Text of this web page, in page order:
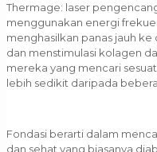
Thermage: laser
menggunakan energi
menghasilkan panas jauh
dan menstimulasi kolagen
mereka yang mencari
lebih sedikit daripada
Fondasi berarti dalam
dan sehat yang biasanya